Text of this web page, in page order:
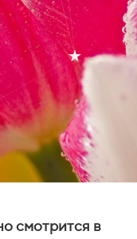
смотрится в